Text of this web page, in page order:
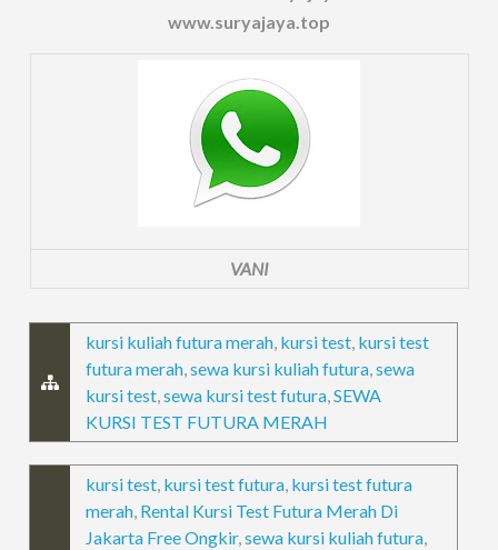
www.suryajaya.top
VANI
kursi kuliah futura merah, kursi test, kursi test
futura merah,sewa kursi kuliah futura,sewa
kursi test,sewa kursi test futura,SEWA
KURSI TEST FUTURA MERAH
kursi test, kursi test futura, kursi test futura
merah, Rental Kursi Test Futura Merah Di
Jakarta Free Ongkir,sewa kursi kuliah futura,